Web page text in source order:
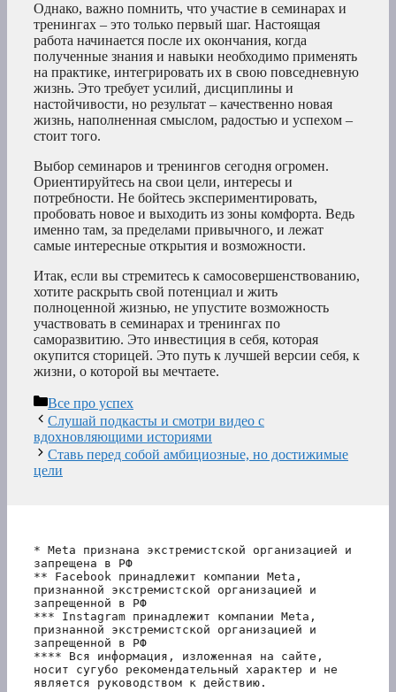
Однако, важно помнить, что участие в семинарах и
тренингах – это только первый шаг. Настоящая
работа начинается после их окончания, когда
полученные знания и навыки необходимо применять
на практике, интегрировать их в свою повседневную
жизнь. Это требует усилий, дисциплины и
настойчивости, но результат – качественно новая
жизнь, наполненная смыслом, радостью и успехом –
стоит того.
Выбор семинаров и тренингов сегодня огромен.
Ориентируйтесь на свои цели, интересы и
потребности. Не бойтесь экспериментировать,
пробовать новое и выходить из зоны комфорта. Ведь
именно там, за пределами привычного, и лежат
самые интересные открытия и возможности.
Итак, если вы стремитесь к самосовершенствованию,
хотите раскрыть свой потенциал и жить
полноценной жизнью, не упустите возможность
участвовать в семинарах и тренингах по
саморазвитию. Это инвестиция в себя, которая
окупится сторицей. Это путь к лучшей версии себя, к
жизни, о которой вы мечтаете.
Рубрики
Все про успех
Слушай подкасты и смотри видео с
вдохновляющими историями
Ставь перед собой амбициозные, но достижимые
цели
* Meta признана экстремистской организацией и
запрещена в РФ
** Facebook принадлежит компании Meta,
признанной экстремистской организацией и
запрещенной в РФ
*** Instagram принадлежит компании Meta,
признанной экстремистской организацией и
запрещенной в РФ
**** Вся информация, изложенная на сайте,
носит сугубо рекомендательный характер и не
является руководством к действию.